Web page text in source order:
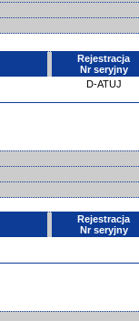
Rejestracja
Nr seryjny
D-ATUJ
Rejestracja
Nr seryjny